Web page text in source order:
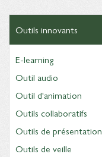
Outils innovants
E-learning
Outil audio
Outil d'animation
Outils collaboratifs
Outils de présentation
Outils de veille